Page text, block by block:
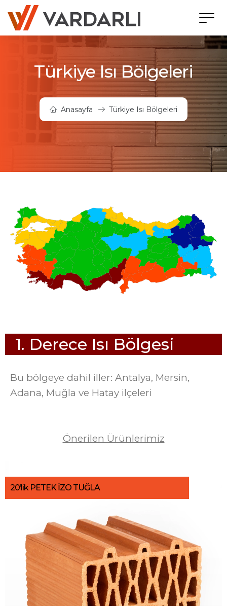
Türkiye Isı Bölgeleri
Anasayfa Türkiye Isı Bölgeleri
1. Derece Isı Bölgesi
Bu bölgeye dahil iller: Antalya, Mersin,
Adana, Muğla ve Hatay ilçeleri
Önerilen Ürünlerimiz
20’lik PETEK İZO TUĞLA